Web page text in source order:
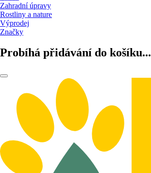
Zahradní úpravy
Rostliny a nature
Výprodej
Značky
Probíhá přidávání do košíku...